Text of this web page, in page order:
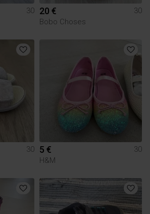
30 20 €
30
Bobo Choses
30 5 €
30
H&M